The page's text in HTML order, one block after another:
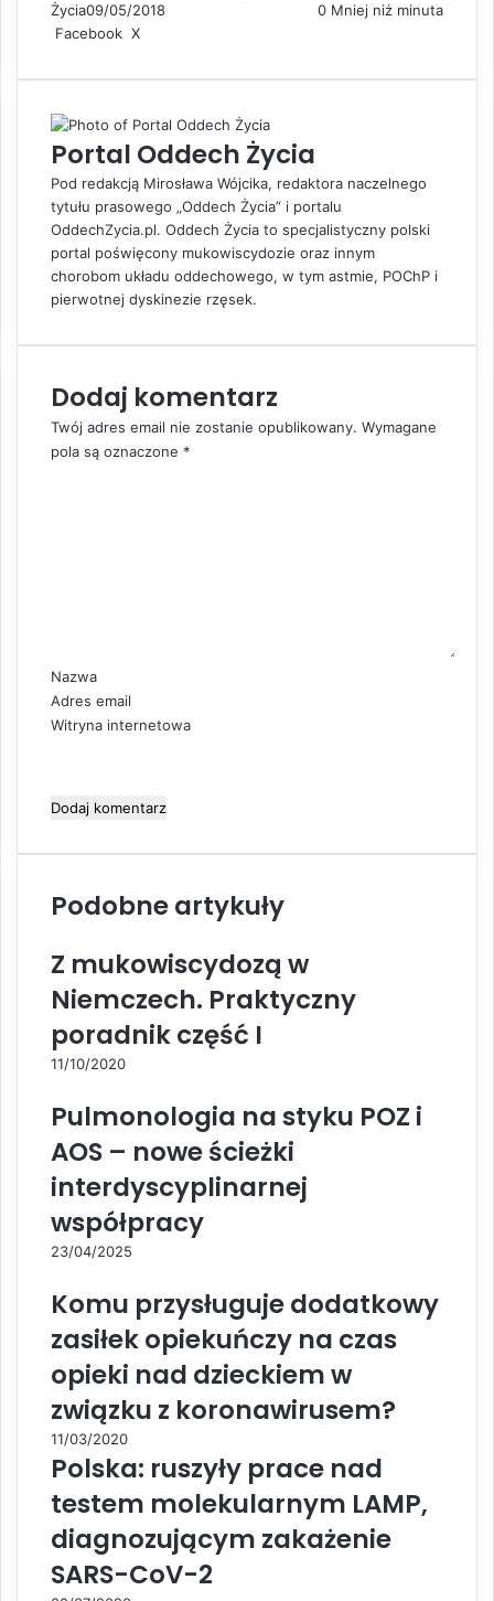
Życia09/05/2018 0 Mniej niż minuta
Facebook X
n
e
d
a
e
v
E
u
u
j
Portal Oddech Życia
Pod redakcją Mirosława Wójcika, redaktora naczelnego
tytułu prasowego „Oddech Życia” i portalu
OddechZycia.pl. Oddech Życia to specjalistyczny polski
portal poświęcony mukowiscydozie oraz innym
chorobom układu oddechowego, w tym astmie, POChP i
pierwotnej dyskinezie rzęsek.
Dodaj komentarz
Twój adres email nie zostanie opublikowany. Wymagane
pola są oznaczone *
z
*
Nazwa
Adres email
Witryna internetowa
Podobne artykuły
Z mukowiscydozą w
Niemczech. Praktyczny
poradnik część I
11/10/2020
Pulmonologia na styku POZ i
AOS – nowe ścieżki
interdyscyplinarnej
współpracy
23/04/2025
Komu przysługuje dodatkowy
zasiłek opiekuńczy na czas
opieki nad dzieckiem w
związku z koronawirusem?
11/03/2020
Polska: ruszyły prace nad
testem molekularnym LAMP,
diagnozującym zakażenie
SARS-CoV-2